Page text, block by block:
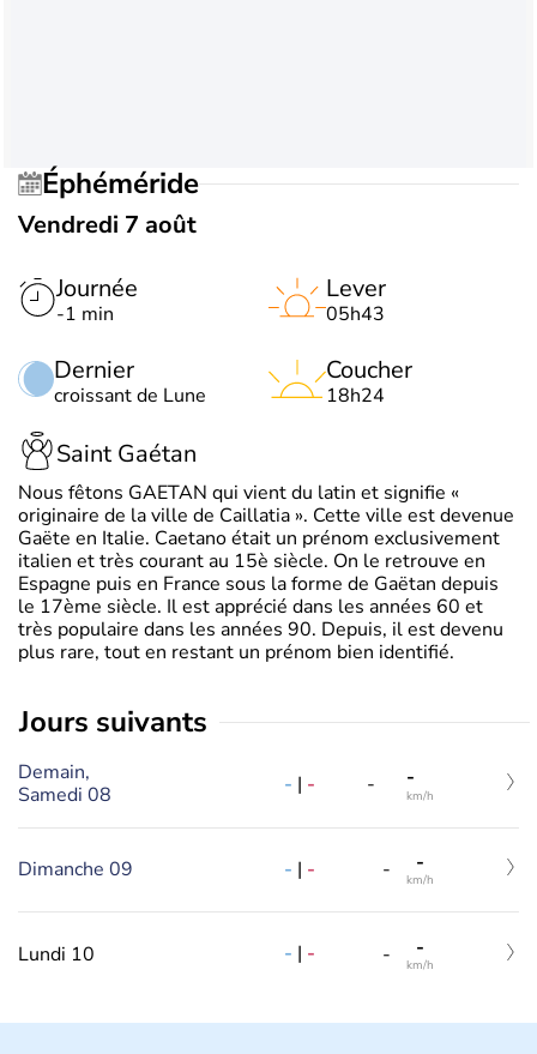
Éphéméride
Vendredi 7 août
Journée
-1 min
Dernier
croissant de Lune
Lever
05h43
Coucher
18h24
Saint Gaétan
Nous fêtons GAETAN qui vient du latin et signifie «
originaire de la ville de Caillatia ». Cette ville est devenue
Gaëte en Italie. Caetano était un prénom exclusivement
italien et très courant au 15è siècle. On le retrouve en
Espagne puis en France sous la forme de Gaëtan depuis
le 17ème siècle. Il est apprécié dans les années 60 et
très populaire dans les années 90. Depuis, il est devenu
plus rare, tout en restant un prénom bien identifié.
jours suivants
Demain,
Samedi 08
- | - - -
km/h
Dimanche 09 - | - - -
km/h
Lundi 10 - | - - -
km/h